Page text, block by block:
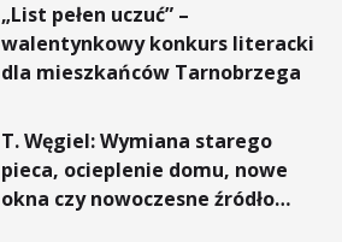
„List pełen uczuć” –
walentynkowy konkurs literacki
dla mieszkańców Tarnobrzega
T. Węgiel: Wymiana starego
pieca, ocieplenie domu, nowe
okna czy nowoczesne źródło